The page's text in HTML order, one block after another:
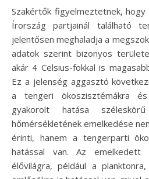
Szakértők figyelmeztetnek, hogy az Egyesült Királyság és
Írország partjainál található
jelentősen meghaladja a
adatok szerint bizonyos
akár 4 Celsius-fokkal is
Ez a jelenség aggasztó
a tengeri ökoszisztémákra
gyakorolt hatása
hőmérsékletének emelkedése
érinti, hanem a tengerparti
hatással van. Az emelkedett
élővilágra, például a